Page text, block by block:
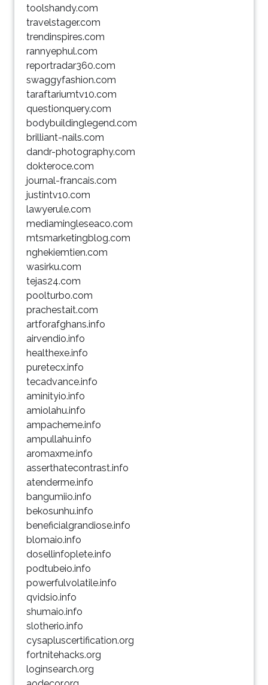
toolshandy.com
travelstager.com
trendinspires.com
rannyephul.com
reportradar360.com
swaggyfashion.com
taraftariumtv10.com
questionquery.com
bodybuildinglegend.com
brilliant-nails.com
dandr-photography.com
dokteroce.com
journal-francais.com
justintv10.com
lawyerule.com
mediamingleseaco.com
mtsmarketingblog.com
nghekiemtien.com
wasirku.com
tejas24.com
poolturbo.com
prachestait.com
artforafghans.info
airvendio.info
healthexe.info
puretecx.info
tecadvance.info
aminityio.info
amiolahu.info
ampacheme.info
ampullahu.info
aromaxme.info
asserthatecontrast.info
atenderme.info
bangumiio.info
bekosunhu.info
beneficialgrandiose.info
blomaio.info
dosellinfoplete.info
podtubeio.info
powerfulvolatile.info
qvidsio.info
shumaio.info
slotherio.info
cysapluscertification.org
fortnitehacks.org
loginsearch.org